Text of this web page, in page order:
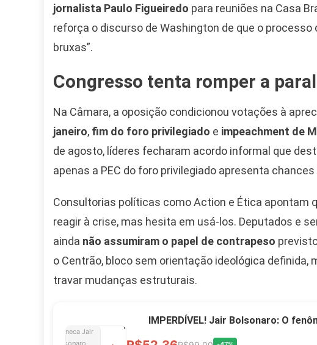
jornalista Paulo Figueiredo para reuniões na Casa
reforça o discurso de Washington de que o
bruxas”.
Congresso tenta romper a
Na Câmara, a oposição condicionou votações à
janeiro, fim do foro privilegiado e impeachment de
de agosto, líderes fecharam acordo informal que
apenas a PEC do foro privilegiado apresenta
Consultorias políticas como Action e Ética apontam
reagir à crise, mas hesita em usá-los. Deputados e
ainda não assumiram o papel de contrapeso
o Centrão, bloco sem orientação ideológica
travar mudanças estruturais.
Camiseta Camisa
2026 Pátria Brasil 6 X
10,00 S/JUROS
Ver no MERCADO
LIVRE
Presidente Porcelana
Personalizada
IMPERDÍVEL! Jair Bolsonaro: O